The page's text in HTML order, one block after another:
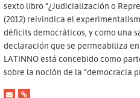
sexto libro “¿Judicialización o
(2012) reivindica el
déficits democráticos, y como una
declaración que se permeabiliza
LATINNO está concebido como
sobre la noción de la “democracia